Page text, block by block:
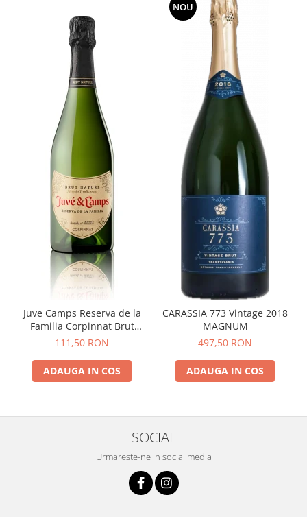
Juve Camps Reserva de la
Familia Corpinnat Brut
Nature 2022
111,50 RON
ADAUGA IN COS
NOU
CARASSIA 773 Vintage 2018
MAGNUM
497,50 RON
ADAUGA IN COS
SOCIAL
Urmareste-ne in social media